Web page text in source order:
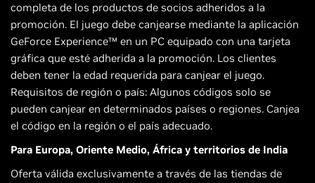
completa de los productos de socios adheridos a la
promoción. El juego debe canjearse mediante la aplicación
GeForce Experience™ en un PC equipado con una tarjeta
gráfica que esté adherida a la promoción. Los clientes
deben tener la edad requerida para canjear el juego.
Requisitos de región o país: Algunos códigos solo se
pueden canjear en determinados países o regiones. Canjea
el código en la región o el país adecuado.
Para Europa, Oriente Medio, África y territorios de India
Oferta válida exclusivamente a través de las tiendas de